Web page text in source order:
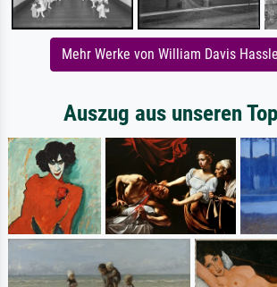
Mehr Werke von William Davis
Auszug aus unseren